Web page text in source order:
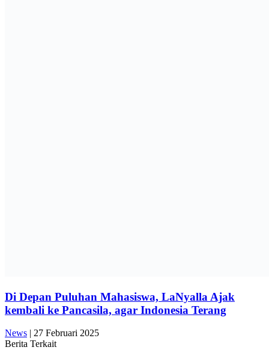
Di Depan Puluhan Mahasiswa, LaNyalla Ajak
kembali ke Pancasila, agar Indonesia Terang
News | 27 Februari 2025
Berita Terkait